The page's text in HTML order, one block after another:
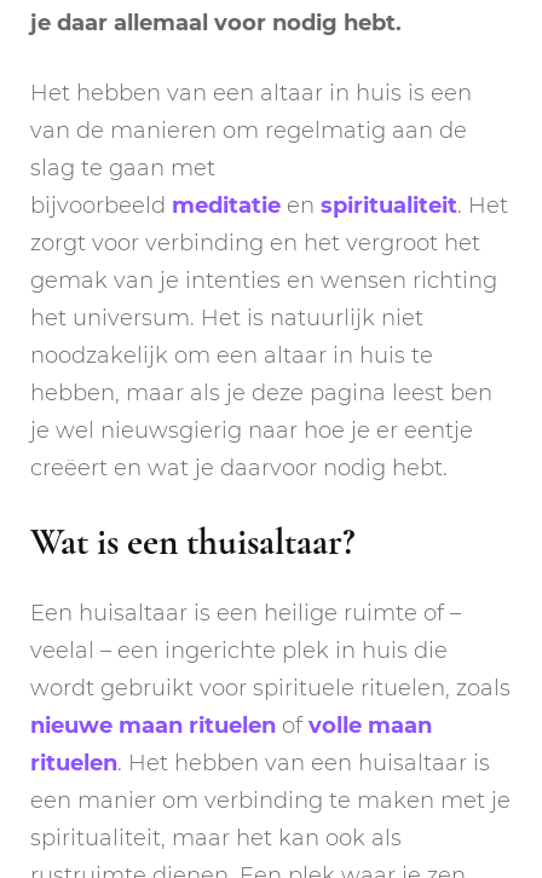
je daar allemaal voor nodig hebt.
Het hebben van een altaar in huis is een
van de manieren om regelmatig aan de
slag te gaan met
bijvoorbeeld meditatie en spiritualiteit. Het
zorgt voor verbinding en het vergroot het
gemak van je intenties en wensen richting
het universum. Het is natuurlijk niet
noodzakelijk om een altaar in huis te
hebben, maar als je deze pagina leest ben
je wel nieuwsgierig naar hoe je er eentje
creëert en wat je daarvoor nodig hebt.
Wat is een thuisaltaar?
Een huisaltaar is een heilige ruimte of –
veelal – een ingerichte plek in huis die
wordt gebruikt voor spirituele rituelen, zoals
nieuwe maan rituelen ofvolle maan
rituelen. Het hebben van een huisaltaar is
een manier om verbinding te maken met je
spiritualiteit, maar het kan ook als